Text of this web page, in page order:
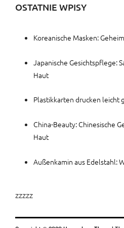
OSTATNIE WPISY
Koreanische Masken:
Japanische Gesichtspflege:
Haut
Plastikkarten drucken leicht
China-Beauty: Chinesische
Haut
Außenkamin aus Edelstahl:
zzzzz